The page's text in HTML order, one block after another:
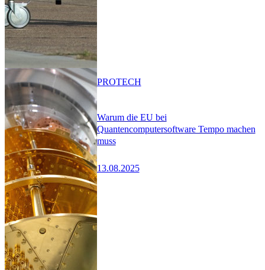
Warum die EU bei
Quantencomputersoftware Tempo machen
muss
13.08.2025
PROTECH